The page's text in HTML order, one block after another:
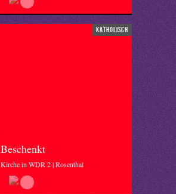
katholisch
Beschenkt
Kirche in WDR 2 | Rosenthal